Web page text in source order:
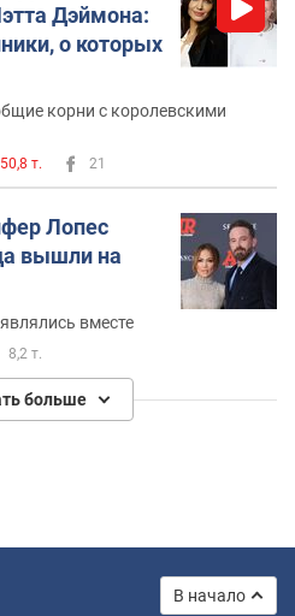
Дэймона:
о которых
корни с королевскими
50,8 т. 21
Лопес
вышли на
вместе
8,2 т.
больше
В начало